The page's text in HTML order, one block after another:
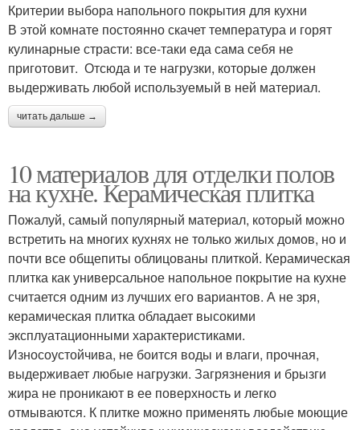
Критерии выбора напольного покрытия для кухни
В этой комнате постоянно скачет температура и горят
кулинарные страсти: все-таки еда сама себя не
приготовит. Отсюда и те нагрузки, которые должен
выдерживать любой используемый в ней материал.
читать дальше →
10 материалов для отделки полов
на кухне. Керамическая плитка
Пожалуй, самый популярный материал, который можно
встретить на многих кухнях не только жилых домов, но и
почти все общепиты облицованы плиткой. Керамическая
плитка как универсальное напольное покрытие на кухне
считается одним из лучших его вариантов. А не зря,
керамическая плитка обладает высокими
эксплуатационными характеристиками.
Износоустойчива, не боится воды и влаги, прочная,
выдерживает любые нагрузки. Загрязнения и брызги
жира не проникают в ее поверхность и легко
отмываются. К плитке можно применять любые моющие